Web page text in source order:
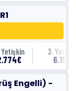
3.
6.151€
Engelli) -